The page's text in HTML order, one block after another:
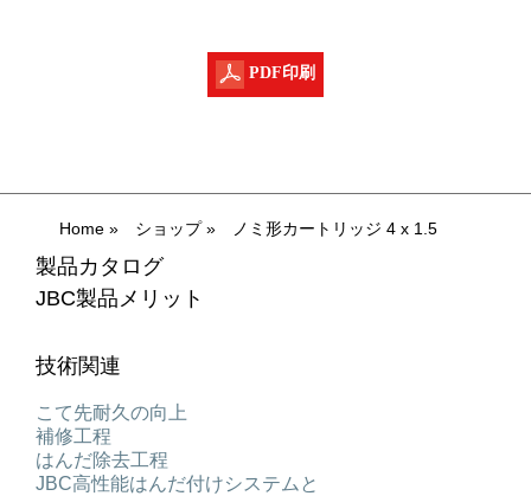
PDF印刷
Home» ショップ» ノミ形カートリッジ 4 x 1.5
製品カタログ
JBC製品メリット
技術関連
こて先耐久の向上
補修工程
はんだ除去工程
JBC高性能はんだ付けシステムと